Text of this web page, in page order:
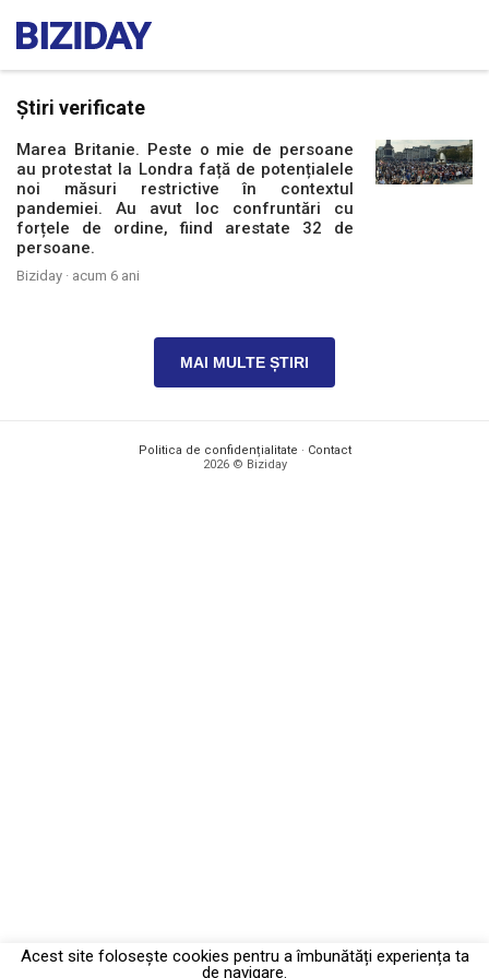
Știri verificate
Marea Britanie. Peste o mie de persoane
au protestat la Londra față de potențialele
noi măsuri restrictive în contextul
pandemiei. Au avut loc confruntări cu
forțele de ordine, fiind arestate 32 de
persoane.
Biziday · acum 6 ani
MAI MULTE ȘTIRI
Politica de confidențialitate · Contact
2026 © Biziday
Acest site foloseşte cookies pentru a îmbunătăți experiența ta